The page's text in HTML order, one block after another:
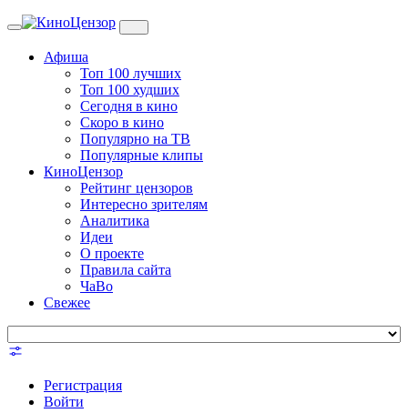
Toggle
Афиша
Топ 100 лучших
Топ 100 худших
Сегодня в кино
Скоро в кино
Популярно на ТВ
Популярные клипы
КиноЦензор
Рейтинг цензоров
Интересно зрителям
Аналитика
Идеи
О проекте
Правила сайта
ЧаВо
Свежее
Регистрация
Войти